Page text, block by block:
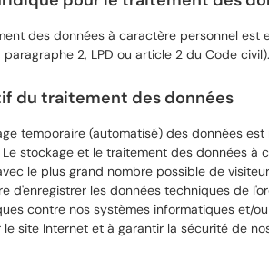
des données à caractère personnel
paragraphe 2, LPD ou article 2 du Code civil).
du traitement des données
temporaire (automatisé) des données
stockage et le traitement des données
le plus grand nombre possible de
d'enregistrer les données techniques de
contre nos systèmes informatiques et/
le site Internet et à garantir la sécurité de